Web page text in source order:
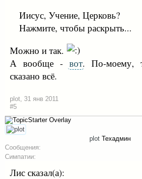
Иисус, Учение, Церковь?
Нажмите, чтобы раскрыть...
Можно и так.
А вообще - вот. По-моему,
сказано всё.
plot 31 янв 2011
#5
plot Техадмин
Сообщения:
Симпатии:
Лис сказал(а):